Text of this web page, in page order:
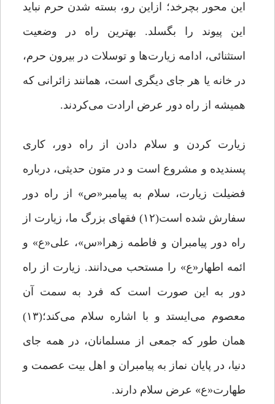
این محور بچرخد؛ ازاین رو، بسته شدن حرم نباید
این پیوند را بگسلد. بهترین راه در وضعیت
استثنائی، ادامه زیارت‌ها و توسلات در بیرون حرم،
در خانه یا هر جای دیگری است، همانند زائرانی که
همیشه از راه دور عرض ارادت می‌کردند.
زیارت کردن و سلام دادن از راه دور، کاری
پسندیده و مشروع است و در متون حدیثی، درباره
فضیلت زیارت، سلام به پیامبر«ص» از راه دور
سفارش شده است(۱۲) فقهای بزرگ ما، زیارت از
راه دور پیامبران و فاطمه‌ زهرا«س»، علی«ع» و
ائمه اطهار«ع» را مستحب می‌دانند. زیارت از راه
دور به این صورت است که فرد به سمت آن
معصوم می‌ایستد و با اشاره سلام می‌کند؛(۱۳)
همان‌ طور که جمعی از مسلمانان، در همه جای
دنیا، در پایان نماز به پیامبران و اهل بیت عصمت و
طهارت«ع» عرض سلام دارند.